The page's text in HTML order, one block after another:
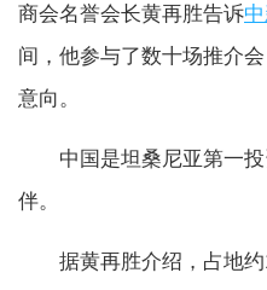
商会名誉会长黄再胜告诉
间，他参与了数十场推介
意向。
中国是坦桑尼亚第一投
伴。
据黄再胜介绍，占地约